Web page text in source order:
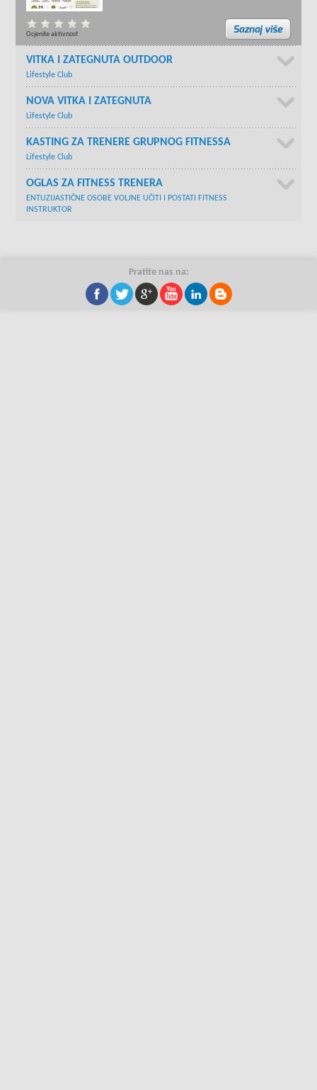
Ocjenite aktivnost
VITKA I ZATEGNUTA OUTDOOR
Lifestyle Club
NOVA VITKA I ZATEGNUTA
Lifestyle Club
KASTING ZA TRENERE GRUPNOG FITNESSA
Lifestyle Club
OGLAS ZA FITNESS TRENERA
ENTUZIJASTIČNE OSOBE VOLJNE UČITI I POSTATI FITNESS
INSTRUKTOR
Pratite nas na: